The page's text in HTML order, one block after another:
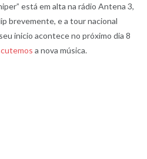
está em alta na rádio Antena 3,
brevemente, e a tour nacional
inicio acontece no próximo dia 8
a nova música.